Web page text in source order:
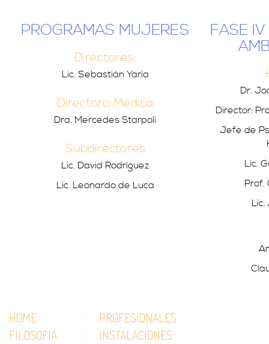
PROGRAMAS MUJERES
Directores:
Lic. Sebastián Yaría
Directora Médica
Dra. Mercedes Starpoli
Subdirectores
Lic. David Rodríguez
Lic. Leonardo de Luca
FASE
Dr.
Director:
Jefe de
Lic.
Prof.
HOME
FILOSOFIA
PROFESIONALES
INSTALACIONES